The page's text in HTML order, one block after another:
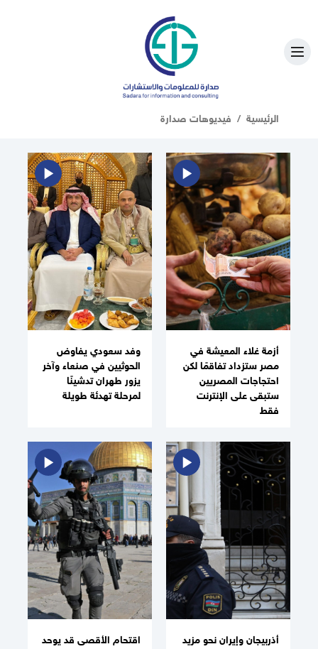
الرئيسية فيديوهات صدارة
أزمة غلاء المعيشة في
مصر ستزداد تفاقمًا لكن
احتجاجات المصريين
ستبقى على الإنترنت
فقط
وفد سعودي يفاوض
الحوثيين في صنعاء وآخر
يزور طهران تدشينًا
لمرحلة تهدئة طويلة
أذربيجان وإيران نحو مزيد
اقتحام الأقصى قد يوحد